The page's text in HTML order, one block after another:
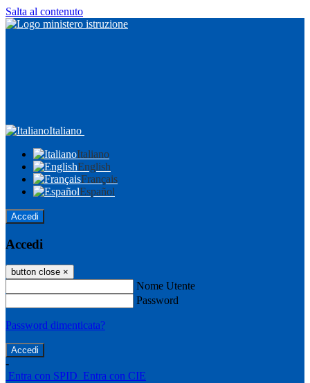
Salta al contenuto
Italiano
Italiano
English
Français
Español
Accedi
Accedi
button close ×
Nome Utente
Password
Password dimenticata?
-
Entra con SPID Entra con CIE